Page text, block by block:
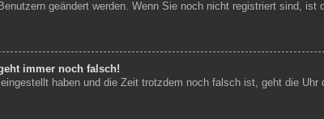
geändert werden. Wenn Sie noch nicht registriert sind, ist
immer noch falsch!
haben und die Zeit trotzdem noch falsch ist, geht die